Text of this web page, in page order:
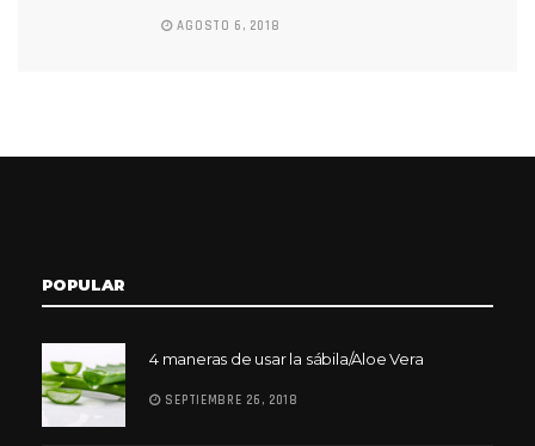
AGOSTO 6, 2018
POPULAR
4 maneras de usar la sábila/Aloe Vera
SEPTIEMBRE 26, 2018